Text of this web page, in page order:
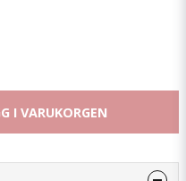
I VARUKORGEN